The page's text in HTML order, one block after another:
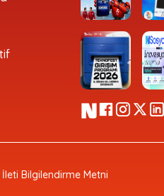
Bilgilendirme Metni